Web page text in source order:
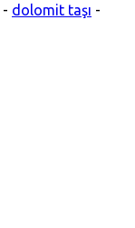
- dolomit taşı -